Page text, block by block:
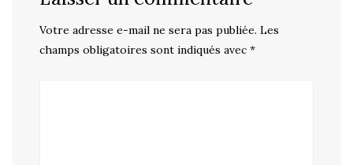
Votre adresse e-mail ne sera pas publiée. Les
champs obligatoires sont indiqués avec *